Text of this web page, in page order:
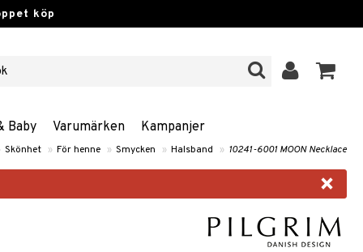
köp
Baby Varumärken Kampanjer
Skönhet » För henne » Smycken » Halsband » 10241-6001 MOON Necklace
×